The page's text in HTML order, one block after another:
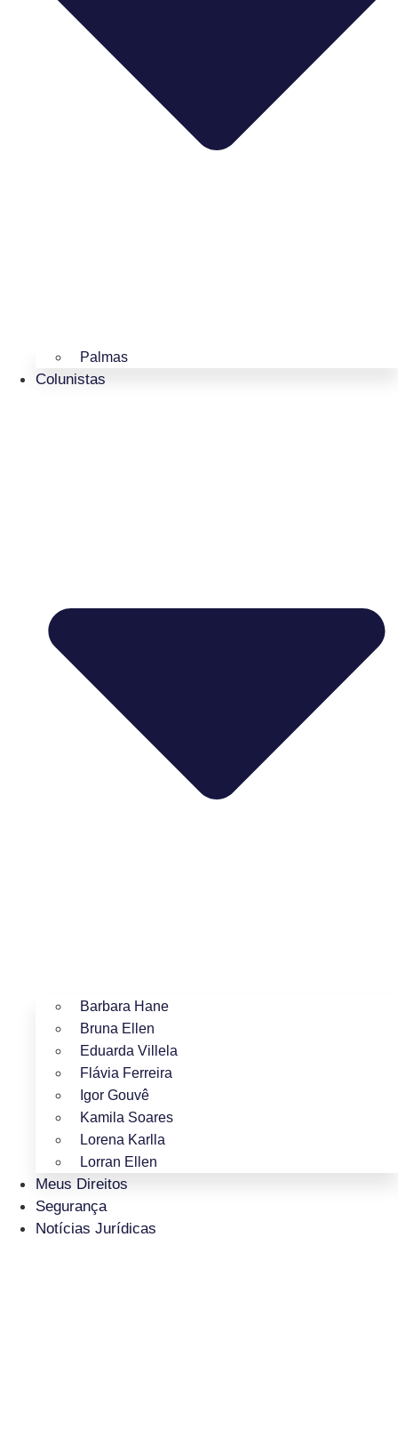
Palmas
Colunistas
Barbara Hane
Bruna Ellen
Eduarda Villela
Flávia Ferreira
Igor Gouvê
Kamila Soares
Lorena Karlla
Lorran Ellen
Meus Direitos
Segurança
Notícias Jurídicas